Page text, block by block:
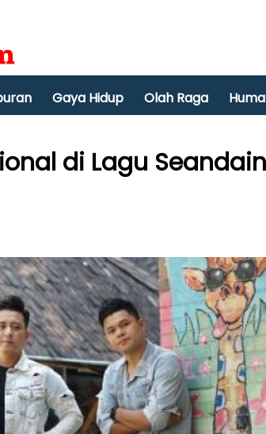
Gaya Hidup Olah Raga
di Lagu